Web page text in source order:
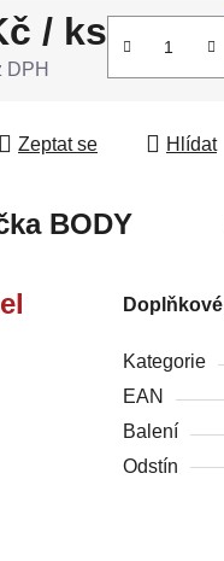
/ ks
DPH
Zeptat se Hlídat
BODY
Kategorie
EAN
Balení
Odstín